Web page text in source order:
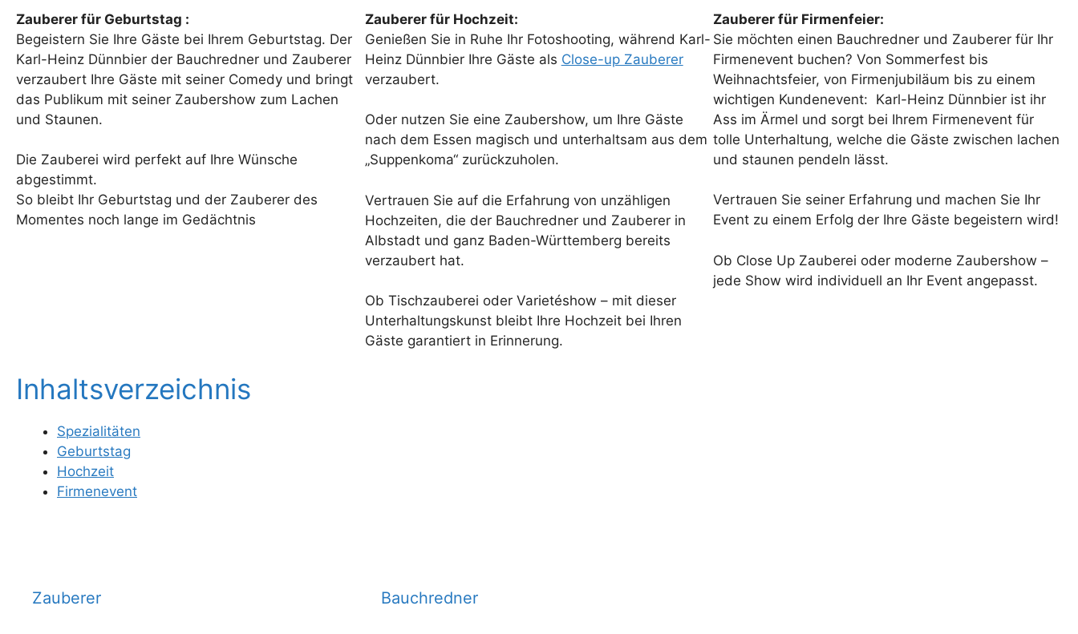
Zauberer für Geburtstag :
Begeistern Sie Ihre Gäste bei Ihrem Geburtstag. Der
Karl-Heinz Dünnbier der Bauchredner und Zauberer
verzaubert Ihre Gäste mit seiner Comedy und bringt
das Publikum mit seiner Zaubershow zum Lachen
und Staunen.
Die Zauberei wird perfekt auf Ihre Wünsche
abgestimmt.
So bleibt Ihr Geburtstag und der Zauberer des
Momentes noch lange im Gedächtnis
Zauberer für Hochzeit:
Genießen Sie in Ruhe Ihr Fotoshooting, während Karl-
Heinz Dünnbier Ihre Gäste als Close-up Zauberer
verzaubert.
Oder nutzen Sie eine Zaubershow, um Ihre Gäste
nach dem Essen magisch und unterhaltsam aus dem
„Suppenkoma“ zurückzuholen.
Vertrauen Sie auf die Erfahrung von unzähligen
Hochzeiten, die der Bauchredner und Zauberer in
Albstadt und ganz Baden-Württemberg bereits
verzaubert hat.
Ob Tischzauberei oder Varietéshow – mit dieser
Unterhaltungskunst bleibt Ihre Hochzeit bei Ihren
Gäste garantiert in Erinnerung.
Zauberer für Firmenfeier:
Sie möchten einen Bauchredner und Zauberer für Ihr
Firmenevent buchen? Von Sommerfest bis
Weihnachtsfeier, von Firmenjubiläum bis zu einem
wichtigen Kundenevent: Karl-Heinz Dünnbier ist ihr
Ass im Ärmel und sorgt bei Ihrem Firmenevent für
tolle Unterhaltung, welche die Gäste zwischen lachen
und staunen pendeln lässt.
Vertrauen Sie seiner Erfahrung und machen Sie Ihr
Event zu einem Erfolg der Ihre Gäste begeistern wird!
Ob Close Up Zauberei oder moderne Zaubershow –
jede Show wird individuell an Ihr Event angepasst.
Inhaltsverzeichnis
Spezialitäten
Geburtstag
Hochzeit
Firmenevent
Zauberer Bauchredner